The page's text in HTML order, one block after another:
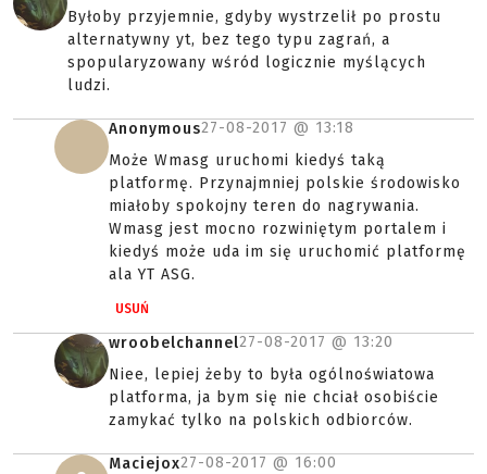
Byłoby przyjemnie, gdyby wystrzelił po prostu
alternatywny yt, bez tego typu zagrań, a
spopularyzowany wśród logicznie myślących
ludzi.
Anonymous27-08-2017 @ 13:18
Może Wmasg uruchomi kiedyś taką
platformę. Przynajmniej polskie środowisko
miałoby spokojny teren do nagrywania.
Wmasg jest mocno rozwiniętym portalem i
kiedyś może uda im się uruchomić platformę
ala YT ASG.
USUŃ
wroobelchannel27-08-2017 @ 13:20
Niee, lepiej żeby to była ogólnoświatowa
platforma, ja bym się nie chciał osobiście
zamykać tylko na polskich odbiorców.
Maciejox27-08-2017 @ 16:00